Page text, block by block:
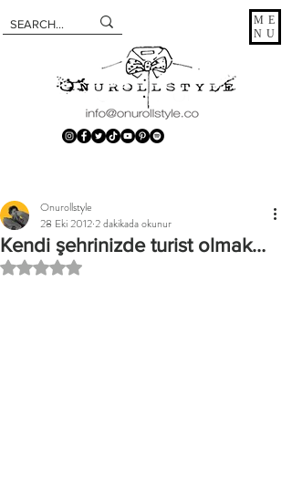
ME
NU
Kendi şehrinizde turist olmak…
Onurollstyle
28 Eki 20122 dakikada okunur
5 üzerinden NaN yıldız